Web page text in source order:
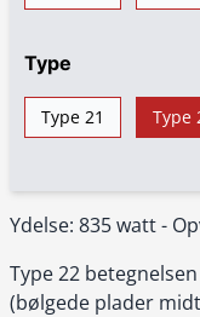
Ydelse: 835 watt -
Type 22
(bølgede plader
Type
Type 21 Type